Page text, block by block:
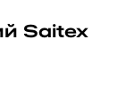
Saitex